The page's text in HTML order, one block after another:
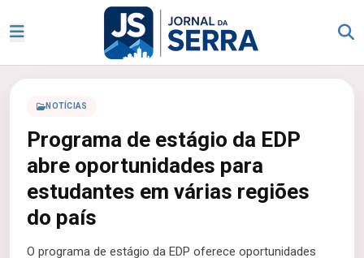
NOTÍCIAS
Programa de estágio da EDP
abre oportunidades para
estudantes em várias regiões
do país
O programa de estágio da EDP oferece oportunidades